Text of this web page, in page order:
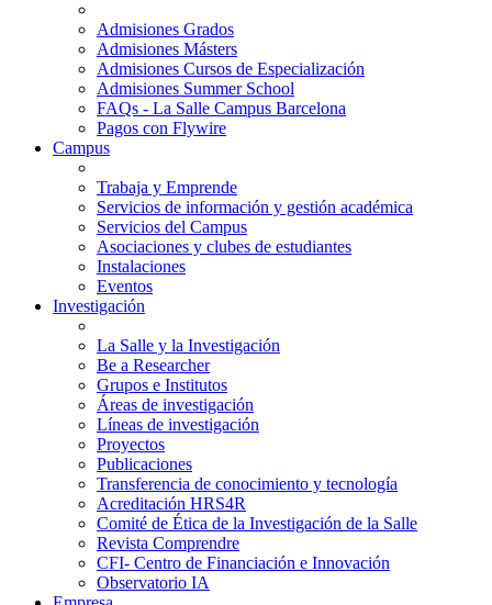
Admisiones Grados
Admisiones Másters
Admisiones Cursos de Especialización
Admisiones Summer School
FAQs - La Salle Campus Barcelona
Pagos con Flywire
Campus
Trabaja y Emprende
Servicios de información y gestión académica
Servicios del Campus
Asociaciones y clubes de estudiantes
Instalaciones
Eventos
Investigación
La Salle y la Investigación
Be a Researcher
Grupos e Institutos
Áreas de investigación
Líneas de investigación
Proyectos
Publicaciones
Transferencia de conocimiento y tecnología
Acreditación HRS4R
Comité de Ética de la Investigación de la Salle
Revista Comprendre
CFI- Centro de Financiación e Innovación
Observatorio IA